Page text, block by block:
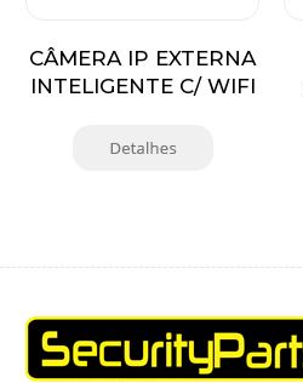
CÂMERA IP EXTERNA
INTELIGENTE C/ WIFI